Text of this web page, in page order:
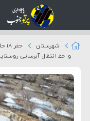
شهرستان
و خط انتقال آبرسانی